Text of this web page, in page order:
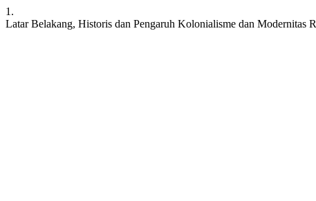
1.
Latar Belakang, Historis dan Pengaruh Kolonialisme dan Modernitas